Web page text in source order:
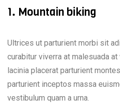
1. Mountain biking
Ultrices ut parturient morbi sit
curabitur viverra at malesuada
lacinia placerat parturient
parturient inceptos massa
vestibulum quam a urna.